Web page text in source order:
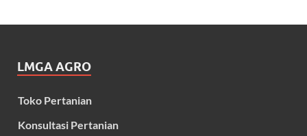
LMGA AGRO
Toko Pertanian
Konsultasi Pertanian